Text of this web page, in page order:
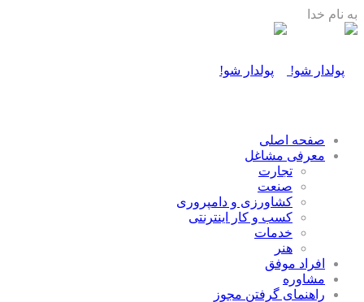
به نام خدا
صفحه اصلی
معرفی مشاغل
تجارت
صنعت
كشاورزی و دامپروری
كسب و كار اينترنتی
خدمات
هنر
افراد موفق
مشاوره
راهنمای گرفتن مجوز